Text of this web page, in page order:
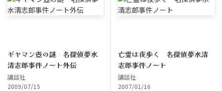
ギヤマン壺の謎 名探偵夢水
清志郎事件ノート外伝
講談社
2009/07/15
亡霊は夜歩く 名探偵夢水清
志郎事件ノート
講談社
2007/01/16